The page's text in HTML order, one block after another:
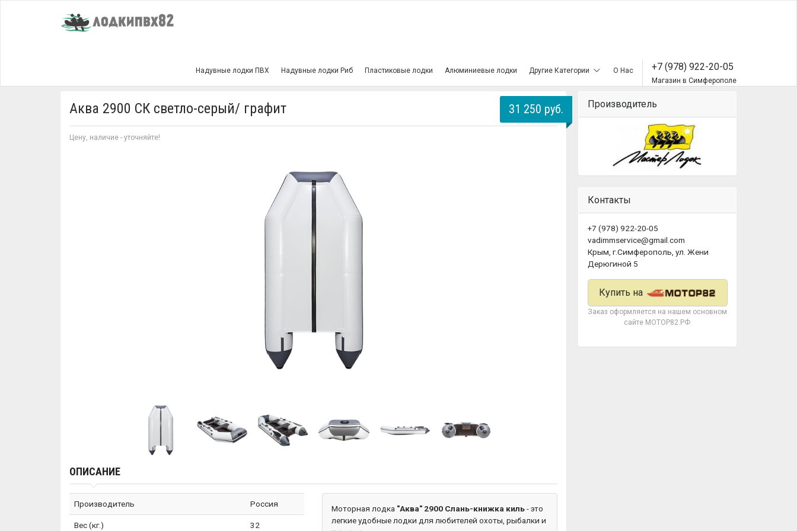
Надувные лодки ПВХ Надувные лодки Риб Пластиковые лодки Алюминиевые лодки Другие Категории О Нас +7 (978) 922-20-05
Магазин в Симферополе
Аква 2900 СК светло-серый/ графит
Цену, наличие - уточняйте!
31 250 руб.
ОПИСАНИЕ
Производитель Россия
Вес (кг.) 32
Моторная лодка "Аква" 2900 Слань-книжка киль- это
легкие удобные лодки для любителей охоты, рыбалки и
Производитель
Контакты
+7 (978) 922-20-05
vadimmservice@gmail.com
Крым, г.Симферополь, ул. Жени
Дерюгиной 5
Купить на
Заказ оформляется на нашем основном
сайте МОТОР82.РФ